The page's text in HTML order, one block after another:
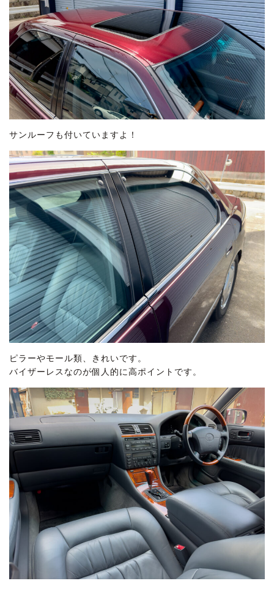
サンルーフも付いていますよ！
ピラーやモール類、きれいです。
バイザーレスなのが個人的に高ポイントです。